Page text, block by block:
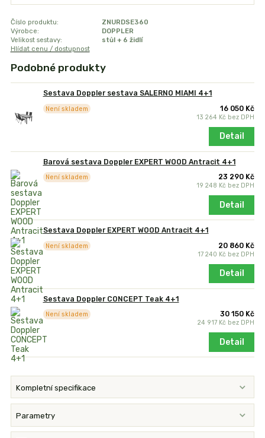
Číslo produktu:
ZNURDSE360
Výrobce:
DOPPLER
Velikost sestavy:
stůl + 6 židlí
Hlídat cenu / dostupnost
Podobné produkty
Sestava Doppler sestava SALERNO MIAMI 4+1
16 050 Kč
13 264 Kč bez DPH
Není skladem
Detail
Barová sestava Doppler EXPERT WOOD Antracit 4+1
23 290 Kč
19 248 Kč bez DPH
Není skladem
Detail
Sestava Doppler EXPERT WOOD Antracit 4+1
20 860 Kč
17 240 Kč bez DPH
Není skladem
Detail
Sestava Doppler CONCEPT Teak 4+1
30 150 Kč
24 917 Kč bez DPH
Není skladem
Detail
Kompletní specifikace
Parametry